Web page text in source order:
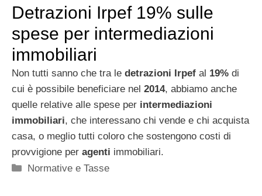
Detrazioni Irpef 19% sulle
spese per intermediazioni
immobiliari
Non tutti sanno che tra le detrazioni Irpef al 19% di
cui è possibile beneficiare nel 2014, abbiamo anche
quelle relative alle spese per intermediazioni
immobiliari, che interessano chi vende e chi acquista
casa, o meglio tutti coloro che sostengono costi di
provvigione per agenti immobiliari.
Categorie
Normative e Tasse